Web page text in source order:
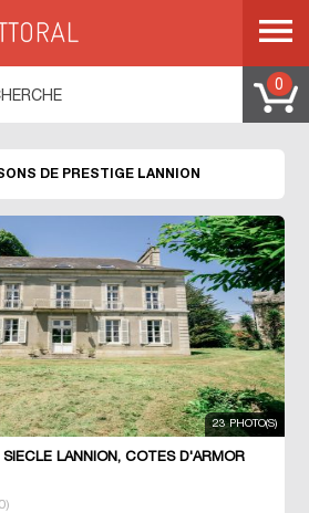
ROSE
0
DE PRESTIGE LANNION
23 PHOTO(S)
SIÈCLE LANNION, CÔTES D'ARMOR
)